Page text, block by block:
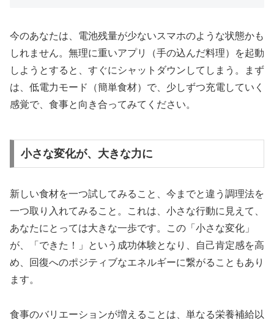
今のあなたは、電池残量が少ないスマホのような状態かも
しれません。無理に重いアプリ（手の込んだ料理）を起動
しようとすると、すぐにシャットダウンしてしまう。まず
は、低電力モード（簡単食材）で、少しずつ充電していく
感覚で、食事と向き合ってみてください。
小さな変化が、大きな力に
新しい食材を一つ試してみること、今までと違う調理法を
一つ取り入れてみること。これは、小さな行動に見えて、
あなたにとっては大きな一歩です。この「小さな変化」
が、「できた！」という成功体験となり、自己肯定感を高
め、回復へのポジティブなエネルギーに繋がることもあり
ます。
食事のバリエーションが増えることは、単なる栄養補給以